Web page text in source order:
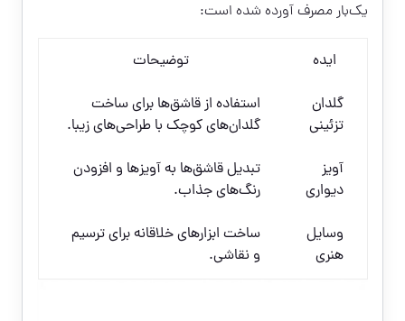
یک‌بار مصرف آورده شده است:
ایده
توضیحات
گلدان
تزئینی
استفاده از قاشق‌ها برای ساخت
گلدان‌های کوچک با طراحی‌های زیبا.
آویز
دیواری
تبدیل قاشق‌ها به آویزها و افزودن
رنگ‌های جذاب.
وسایل
هنری
ساخت ابزارهای خلاقانه برای ترسیم
و نقاشی.